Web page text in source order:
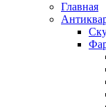
Главная